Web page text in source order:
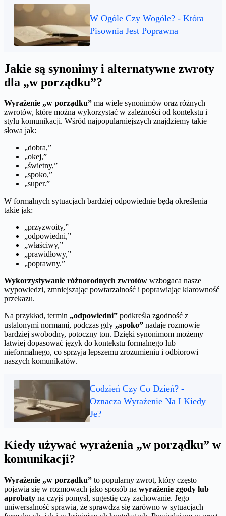
W Ogóle Czy Wogóle? - Która
Pisownia Jest Poprawna
Jakie są synonimy i alternatywne zwroty
dla „w porządku”?
Wyrażenie „w porządku” ma wiele synonimów oraz różnych
zwrotów, które można wykorzystać w zależności od kontekstu i
stylu komunikacji. Wśród najpopularniejszych znajdziemy takie
słowa jak:
„dobra,”
„okej,”
„świetny,”
„spoko,”
„super.”
W formalnych sytuacjach bardziej odpowiednie będą określenia
takie jak:
„przyzwoity,”
„odpowiedni,”
„właściwy,”
„prawidłowy,”
„poprawny.”
Wykorzystywanie różnorodnych zwrotów wzbogaca nasze
wypowiedzi, zmniejszając powtarzalność i poprawiając klarowność
przekazu.
Na przykład, termin „odpowiedni” podkreśla zgodność z
ustalonymi normami, podczas gdy „spoko” nadaje rozmowie
bardziej swobodny, potoczny ton. Dzięki synonimom możemy
łatwiej dopasować język do kontekstu formalnego lub
nieformalnego, co sprzyja lepszemu zrozumieniu i odbiorowi
naszych komunikatów.
Codzień Czy Co Dzień? -
Oznacza Wyrażenie Na I Kiedy
Je?
Kiedy używać wyrażenia „w porządku” w
komunikacji?
Wyrażenie „w porządku” to popularny zwrot, który często
pojawia się w rozmowach jako sposób na wyrażenie zgody lub
aprobaty na czyjś pomysł, sugestię czy zachowanie. Jego
uniwersalność sprawia, że sprawdza się zarówno w sytuacjach